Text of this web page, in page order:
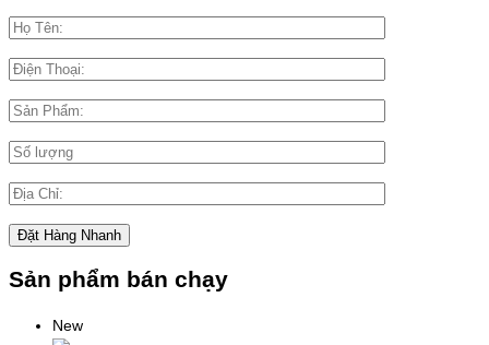
Sản phẩm bán chạy
New